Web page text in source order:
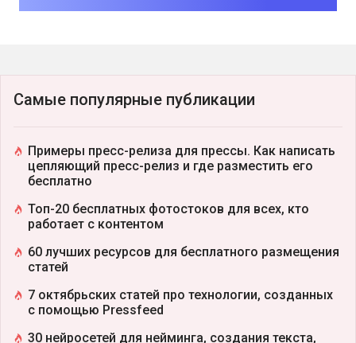
Самые популярные публикации
Примеры пресс-релиза для прессы. Как написать
цепляющий пресс-релиз и где разместить его
бесплатно
Топ-20 бесплатных фотостоков для всех, кто
работает с контентом
60 лучших ресурсов для бесплатного размещения
статей
7 октябрьских статей про технологии, созданных
с помощью Pressfeed
30 нейросетей для нейминга, создания текста,